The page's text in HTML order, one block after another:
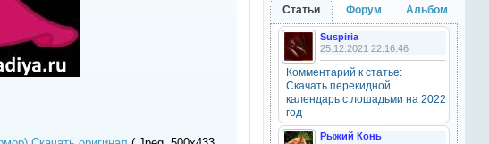
Анастасия18
10 марта 2026
привет
Natali
20 октября 2025
Статьи Форум Альбом
Suspiria
25.12.2021 22:16:46
Комментарий к статье:
Скачать перекидной
календарь с лошадьми на 2022
год
Рыжий Конь